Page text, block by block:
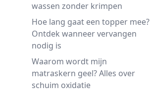
wassen zonder krimpen
Hoe lang gaat een topper mee?
Ontdek wanneer vervangen
nodig is
Waarom wordt mijn
matraskern geel? Alles over
schuim oxidatie